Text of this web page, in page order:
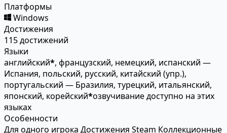
Платформы
Windows
Достижения
115 достижений
Языки
английский*, французский, немецкий, испанский —
Испания, польский, русский, китайский (упр.),
португальский — Бразилия, турецкий, итальянский,
японский, корейский*озвучивание доступно на этих
языках
Особенности
Для одного игрока Достижения Steam Коллекционные